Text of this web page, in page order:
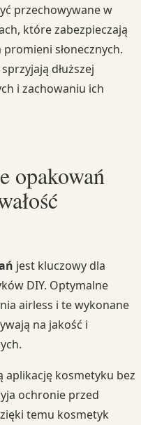
przechowywane w
które zabezpieczają
słonecznych.
dłuższej
i zachowaniu ich
opakowań
jest kluczowy dla
DIY. Optymalne
airless i te wykonane
na jakość i
aplikację kosmetyku bez
ochronie przed
temu kosmetyk